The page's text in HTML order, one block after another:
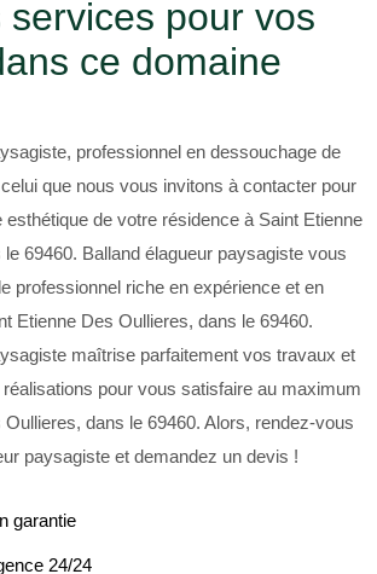
services pour vos
ce domaine
professionnel en dessouchage de
que nous vous invitons à contacter pour
de votre résidence à Saint Etienne
69460. Balland élagueur paysagiste vous
professionnel riche en expérience et en
Etienne Des Oullieres, dans le 69460.
maîtrise parfaitement vos travaux et
pour vous satisfaire au maximum
dans le 69460. Alors, rendez-vous
paysagiste et demandez un devis !
garantie
24/24